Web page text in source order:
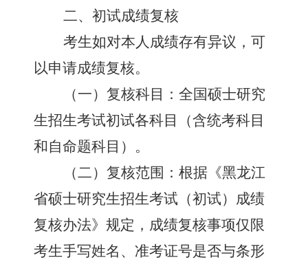
二、初试成绩复核
考生如对本人成绩存有异议，可
以申请成绩复核。
（一）复核科目：全国硕士研究
生招生考试初试各科目（含统考科目
和自命题科目）。
（二）复核范围：根据《黑龙江
省硕士研究生招生考试（初试）成绩
复核办法》规定，成绩复核事项仅限
考生手写姓名、准考证号是否与条形